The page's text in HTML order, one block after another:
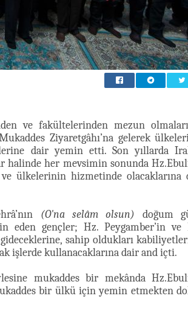
ve fakültelerinden mezun
Ziyaretgâhı’na gelerek
dair yemin etti. Son yıllarda
halinde her mevsimin sonunda
ülkelerinin hizmetinde olacaklarına
(O'na selâm olsun) doğum
eden gençler; Hz. Peygamber’in ve
sahip oldukları
işlerde kullanacaklarına dair and içti.
mukaddes bir mekânda
bir ülkü için yemin etmekten